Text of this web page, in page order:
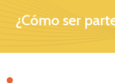
¿Cómo ser